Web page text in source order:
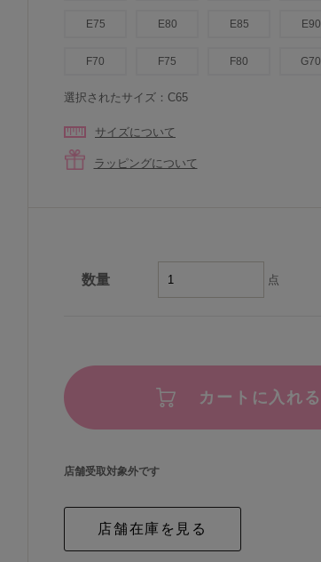
E75 E80 E85 E90
F70 F75 F80 G70
選択されたサイズ：C65
サイズについて
ラッピングについて
数量 点
カートに入れる
店舗受取対象外です